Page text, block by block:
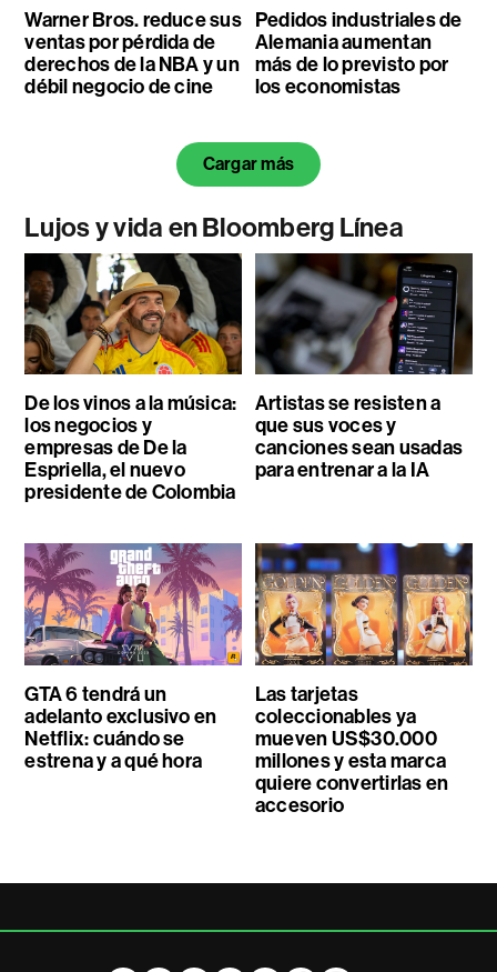
Warner Bros. reduce sus
ventas por pérdida de
derechos de la NBA y un
débil negocio de cine
Pedidos industriales de
Alemania aumentan
más de lo previsto por
los economistas
Cargar más
Lujos y vida en Bloomberg Línea
De los vinos a la música:
los negocios y
empresas de De la
Espriella, el nuevo
presidente de Colombia
Artistas se resisten a
que sus voces y
canciones sean usadas
para entrenar a la IA
GTA 6 tendrá un
adelanto exclusivo en
Netflix: cuándo se
estrena y a qué hora
Las tarjetas
coleccionables ya
mueven US$30.000
millones y esta marca
quiere convertirlas en
accesorio